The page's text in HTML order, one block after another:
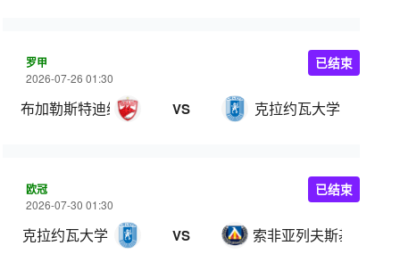
罗甲
2026-07-26 01:30
布加勒斯特迪纳摩 VS 克拉约瓦大学
已结束
欧冠
2026-07-30 01:30
克拉约瓦大学 VS 索非亚列夫斯基
已结束